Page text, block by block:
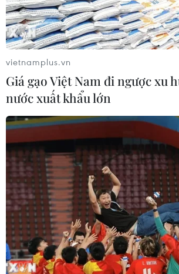
Ô nhiễm chất thải
trở thành vấn nạn quốc gia
09/06/2018 22:16
Tại Việt Nam, có khoảng 8-12% tổng
thải ra mỗi ngày là chất thải nhựa, túi
môi trường đất, nước và không khí
thành vấn nạn quốc gia.
vietnamplus.vn
Giá gạo Việt Nam đi ngược xu
nước xuất khẩu lớn